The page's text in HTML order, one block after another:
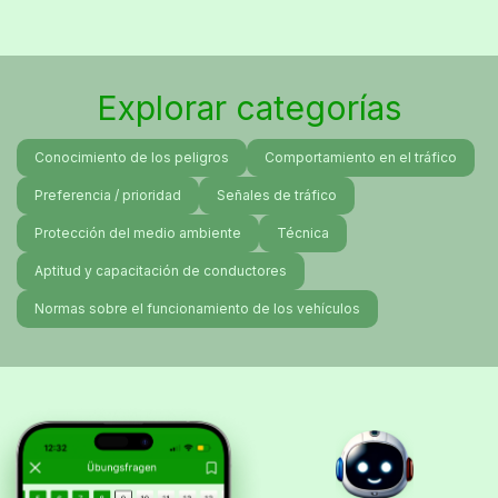
Explorar categorías
Conocimiento de los peligros Comportamiento en el tráfico
Preferencia / prioridad Señales de tráfico
Protección del medio ambiente Técnica
Aptitud y capacitación de conductores
Normas sobre el funcionamiento de los vehículos